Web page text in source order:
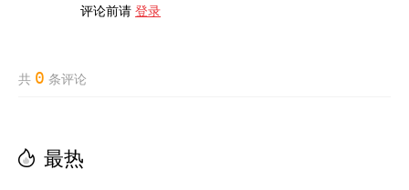
评论前请 登录
共 0 条评论
最热